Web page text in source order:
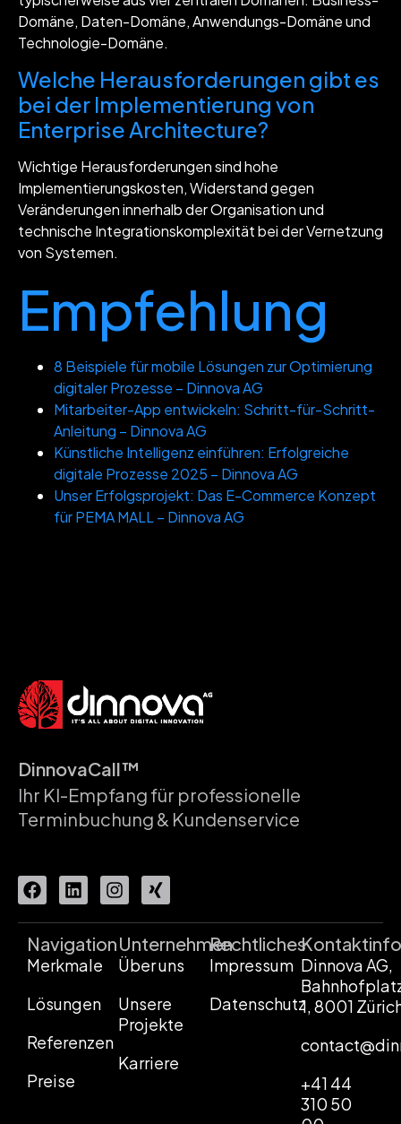
Domäne, Daten-Domäne, Anwendungs-Domäne und
Technologie-Domäne.
Welche Herausforderungen gibt es
bei der Implementierung von
Enterprise Architecture?
Wichtige Herausforderungen sind hohe
Implementierungskosten, Widerstand gegen
Veränderungen innerhalb der Organisation und
technische Integrationskomplexität bei der Vernetzung
von Systemen.
Empfehlung
8 Beispiele für mobile Lösungen zur Optimierung
digitaler Prozesse – Dinnova AG
Mitarbeiter-App entwickeln: Schritt-für-Schritt-
Anleitung – Dinnova AG
Künstliche Intelligenz einführen: Erfolgreiche
digitale Prozesse 2025 – Dinnova AG
Unser Erfolgsprojekt: Das E-Commerce Konzept
für PEMA MALL – Dinnova AG
DinnovaCall™
Ihr KI-Empfang für professionelle
Terminbuchung & Kundenservice
Navigation
Merkmale
Lösungen
Referenzen
Preise
Unternehmen
Über uns
Unsere
Projekte
Karriere
Rechtliches
Impressum
Datenschutz
Dinnova AG,
1, 8001
+41 44
310 50